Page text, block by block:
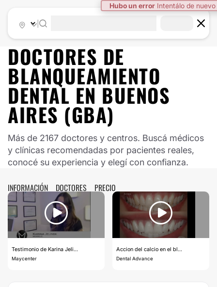
DOCTORES DE
BLANQUEAMIENTO
DENTAL EN BUENOS
AIRES (GBA)
Más de 2167 doctores y centros. Buscá médicos
y clínicas recomendadas por pacientes reales,
conocé su experiencia y elegí con confianza.
INFORMACIÓN DOCTORES PRECIO
Testimonio de Karina Jeli...
Maycenter
Accion del calcio en el bl...
Dental Advance